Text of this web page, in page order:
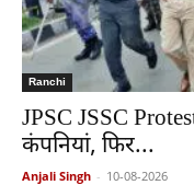
Ranchi
JPSC JSSC
कंपनियां, फिर...
Anjali Singh - 10-08-2026